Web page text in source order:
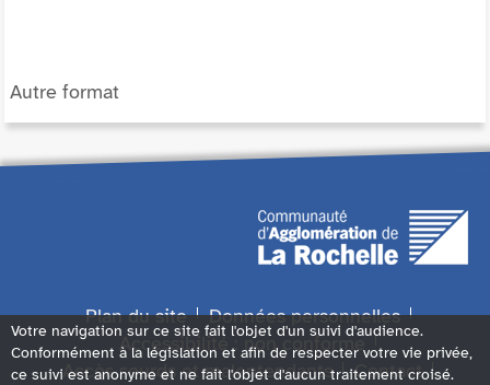
Autre format
Plan du site
Données personnelles
Accessibilité : non conforme
Accès sourds et malentendants
Contact
Votre navigation sur ce site fait l'objet d'un suivi d'audience.
Conformément à la législation et afin de respecter votre vie privée,
ce suivi est anonyme et ne fait l'objet d'aucun traitement croisé.